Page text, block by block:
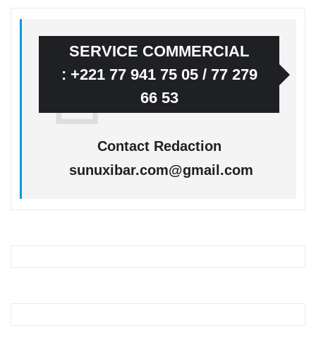
SERVICE COMMERCIAL
: +221 77 941 75 05 / 77 279
66 53
Contact Redaction
sunuxibar.com@gmail.com